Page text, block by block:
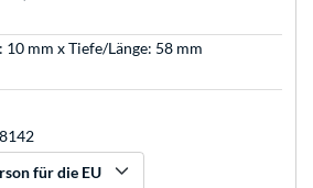
mm x Tiefe/Länge: 58 mm
für die EU